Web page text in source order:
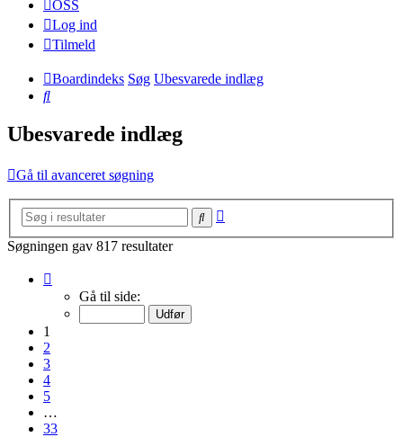
OSS
Log ind
Tilmeld
Boardindeks Søg Ubesvarede indlæg
Søg
Ubesvarede indlæg
Gå til avanceret søgning
Søg
Søgningen gav 817 resultater
Gå til side:
1
2
3
4
5
…
33